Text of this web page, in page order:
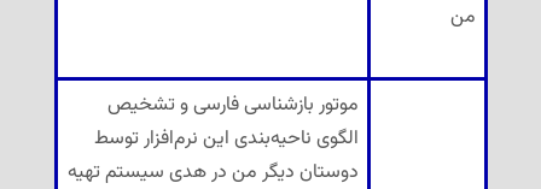
من
موتور بازشناسی فارسی و تشخیص
الگوی ناحیه‌بندی این نرم‌افزار توسط
دوستان دیگر من در هدی سیستم تهیه